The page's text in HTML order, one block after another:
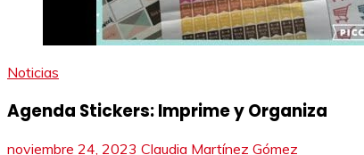
Noticias
Agenda Stickers: Imprime y Organiza
noviembre 24, 2023 Claudia Martínez Gómez